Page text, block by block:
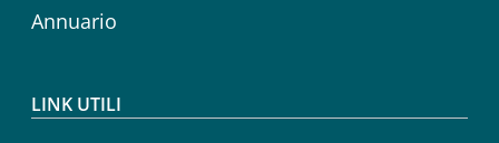
Annuario
LINK UTILI